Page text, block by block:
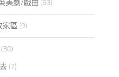
美劇/戲曲 (63)
家區 (9)
(30)
(7)